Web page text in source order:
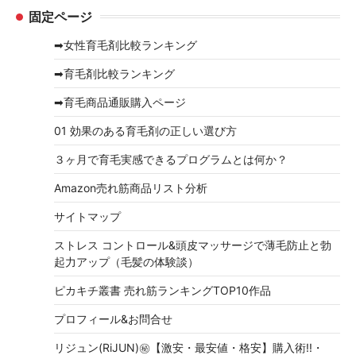
カ 固定ページ
➡女性育毛剤比較ランキング
➡育毛剤比較ランキング
➡育毛商品通販購入ページ
01 効果のある育毛剤の正しい選び方
３ヶ月で育毛実感できるプログラムとは何か？
Amazon売れ筋商品リスト分析
サイトマップ
ストレス コントロール&頭皮マッサージで薄毛防止と勃
起力アップ（毛髪の体験談）
ピカキチ叢書 売れ筋ランキングTOP10作品
プロフィール&お問合せ
リジュン(RiJUN)㊙【激安・最安値・格安】購入術!!・